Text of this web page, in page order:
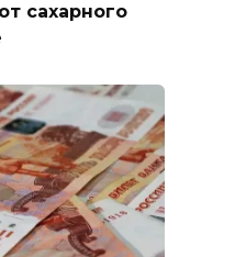
сахарного